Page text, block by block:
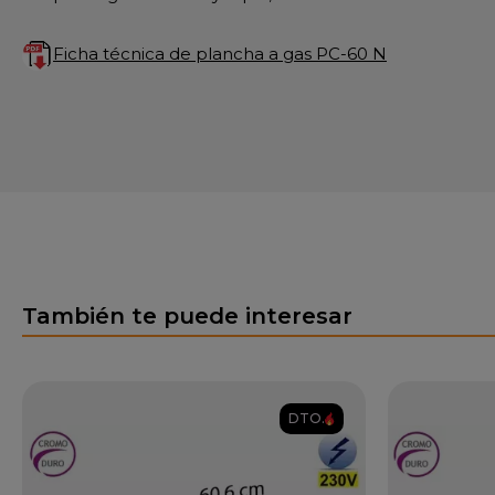
Ficha técnica de plancha a gas PC-60 N
También te puede interesar
DTO.